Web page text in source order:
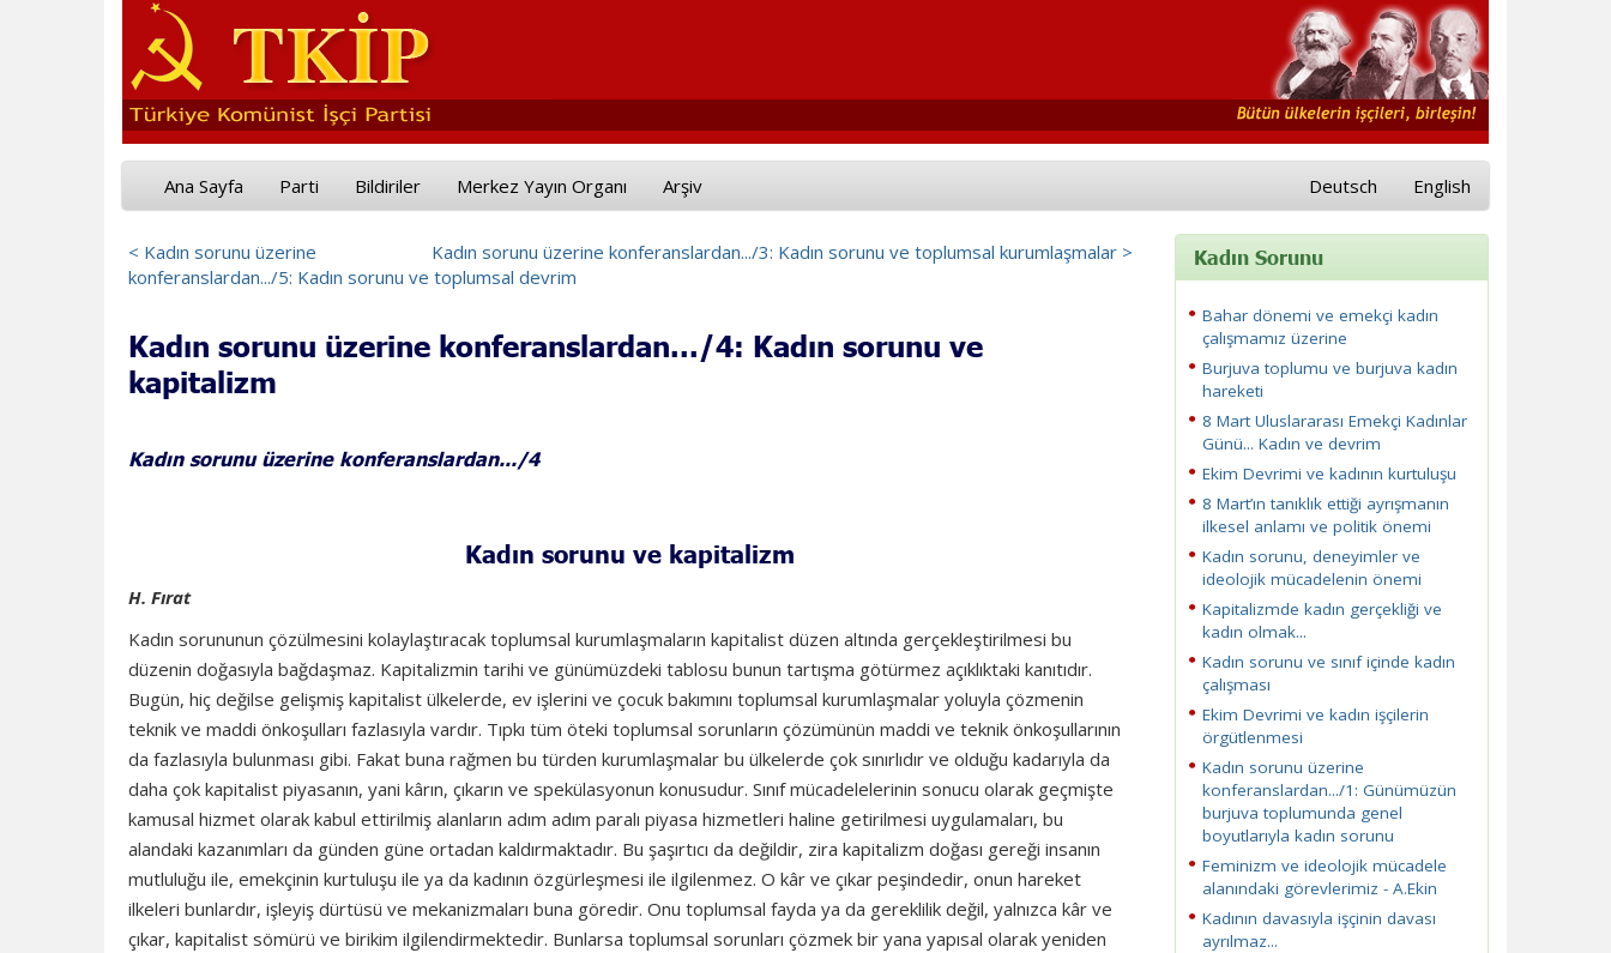
Ana Sayfa Parti Bildiriler Merkez Yayın Organı Arşiv Deutsch English
Kadın sorunu üzerine konferanslardan.../3: Kadın sorunu ve toplumsal kurumlaşmalar >
< Kadın sorunu üzerine
konferanslardan.../5: Kadın sorunu ve toplumsal devrim
Kadın sorunu üzerine konferanslardan.../4: Kadın sorunu ve
kapitalizm
Kadın sorunu üzerine konferanslardan.../4
Kadın sorunu ve kapitalizm
H. Fırat
Kadın sorununun çözülmesini kolaylaştıracak toplumsal kurumlaşmaların kapitalist düzen altında gerçekleştirilmesi bu
düzenin doğasıyla bağdaşmaz. Kapitalizmin tarihi ve günümüzdeki tablosu bunun tartışma götürmez açıklıktaki kanıtıdır.
Bugün, hiç değilse gelişmiş kapitalist ülkelerde, ev işlerini ve çocuk bakımını toplumsal kurumlaşmalar yoluyla çözmenin
teknik ve maddi önkoşulları fazlasıyla vardır. Tıpkı tüm öteki toplumsal sorunların çözümünün maddi ve teknik önkoşullarının
da fazlasıyla bulunması gibi. Fakat buna rağmen bu türden kurumlaşmalar bu ülkelerde çok sınırlıdır ve olduğu kadarıyla da
daha çok kapitalist piyasanın, yani kârın, çıkarın ve spekülasyonun konusudur. Sınıf mücadelelerinin sonucu olarak geçmişte
kamusal hizmet olarak kabul ettirilmiş alanların adım adım paralı piyasa hizmetleri haline getirilmesi uygulamaları, bu
alandaki kazanımları da günden güne ortadan kaldırmaktadır. Bu şaşırtıcı da değildir, zira kapitalizm doğası gereği insanın
mutluluğu ile, emekçinin kurtuluşu ile ya da kadının özgürleşmesi ile ilgilenmez. O kâr ve çıkar peşindedir, onun hareket
ilkeleri bunlardır, işleyiş dürtüsü ve mekanizmaları buna göredir. Onu toplumsal fayda ya da gereklilik değil, yalnızca kâr ve
çıkar, kapitalist sömürü ve birikim ilgilendirmektedir. Bunlarsa toplumsal sorunları çözmek bir yana yapısal olarak yeniden
Kadın Sorunu
Bahar dönemi ve emekçi kadın
çalışmamız üzerine
Burjuva toplumu ve burjuva kadın
hareketi
8 Mart Uluslararası Emekçi Kadınlar
Günü... Kadın ve devrim
Ekim Devrimi ve kadının kurtuluşu
8 Mart’ın tanıklık ettiği ayrışmanın
ilkesel anlamı ve politik önemi
Kadın sorunu, deneyimler ve
ideolojik mücadelenin önemi
Kapitalizmde kadın gerçekliği ve
kadın olmak...
Kadın sorunu ve sınıf içinde kadın
çalışması
Ekim Devrimi ve kadın işçilerin
örgütlenmesi
Kadın sorunu üzerine
konferanslardan.../1: Günümüzün
burjuva toplumunda genel
boyutlarıyla kadın sorunu
Feminizm ve ideolojik mücadele
alanındaki görevlerimiz - A.Ekin
Kadının davasıyla işçinin davası
ayrılmaz...